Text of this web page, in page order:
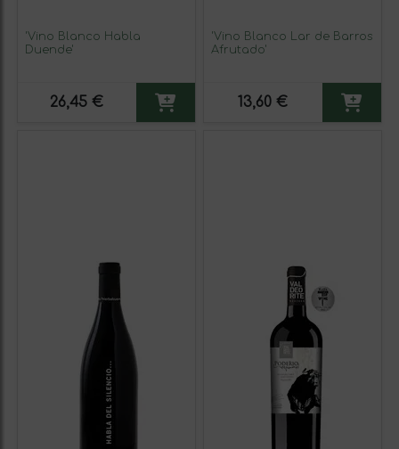
'Vino Blanco Habla
Duende'
26,45 €
'Vino Blanco Lar de Barros
Afrutado'
13,60 €